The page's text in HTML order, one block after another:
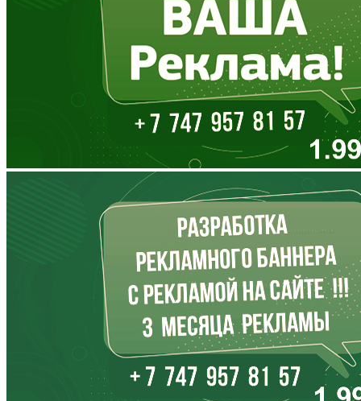
Дагестан
Еврейская АО
Забайкальский край
Запорожская область
Ивановская область
Иркутская область
Кабардино-Балкария
Калининградская область
Калмыкия
Калужская область
Камчатский край